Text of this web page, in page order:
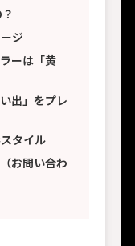
ジ
ーは「黄
出」をプレ
タイル
お問い合わ